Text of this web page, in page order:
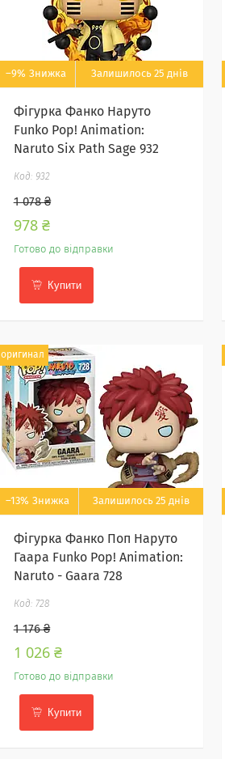
–9% Залишилось 25 днів
Фігурка Фанко Наруто
Funko Pop! Animation:
Naruto Six Path Sage 932
932
1 078 ₴
978 ₴
Готово до відправки
Купити
оригинал
–13% Залишилось 25 днів
Фігурка Фанко Поп Наруто
Гаара Funko Pop! Animation:
Naruto - Gaara 728
728
1 176 ₴
1 026 ₴
Готово до відправки
Купити